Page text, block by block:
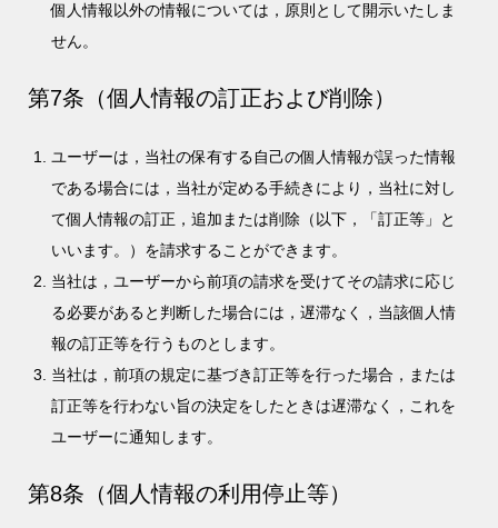
個人情報以外の情報については，原則として開示いたしま
せん。
第7条（個人情報の訂正および削除）
ユーザーは，当社の保有する自己の個人情報が誤った情報
である場合には，当社が定める手続きにより，当社に対し
て個人情報の訂正，追加または削除（以下，「訂正等」と
いいます。）を請求することができます。
当社は，ユーザーから前項の請求を受けてその請求に応じ
る必要があると判断した場合には，遅滞なく，当該個人情
報の訂正等を行うものとします。
当社は，前項の規定に基づき訂正等を行った場合，または
訂正等を行わない旨の決定をしたときは遅滞なく，これを
ユーザーに通知します。
第8条（個人情報の利用停止等）